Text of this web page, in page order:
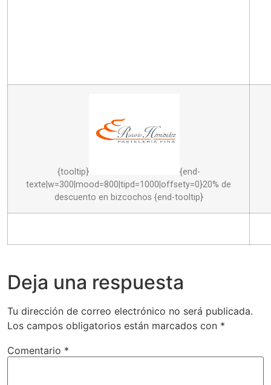
{tooltip}
{end-
texte|w=300|mood=800|tipd=1000|offsety=0}20% de
descuento en bizcochos {end-tooltip}
Deja una respuesta
Tu dirección de correo electrónico no será publicada.
Los campos obligatorios están marcados con *
Comentario *